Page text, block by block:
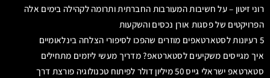
רוני זיטון – על חשיבות המעורבות החברתית ותרומה לקהילה בימים אלה
הפרויקטים של פסגות אורן נכסים והשקעות
5 רעיונות לסטארטאפים מוזרים שהפכו לסיפורי הצלחה בינלאומיים
איך מגייסים משקיעים לסטארטאפ? מדריך מעשי ליזמים מתחילים
סטארטאפ ישראלי גייס 50 מיליון דולר לפיתוח טכנולוגיה פורצת דרך